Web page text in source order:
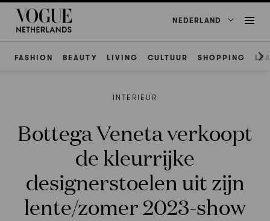
NEDERLAND
FASHION BEAUTY LIVING CULTUUR SHOPPING
INTERIEUR
Bottega Veneta verkoopt
de kleurrijke
designerstoelen uit zijn
lente/zomer 2023-show